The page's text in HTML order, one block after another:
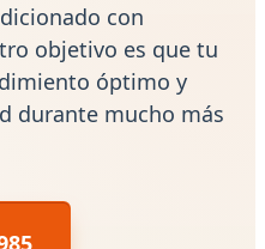
con
objetivo es que tu
óptimo y
durante mucho más